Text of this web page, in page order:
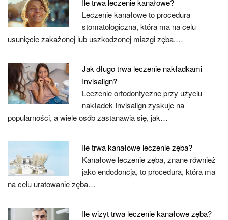
Ile trwa leczenie kanałowe?
Leczenie kanałowe to procedura
stomatologiczna, która ma na celu
usunięcie zakażonej lub uszkodzonej miazgi zęba.…
Jak długo trwa leczenie nakładkami
Invisalign?
Leczenie ortodontyczne przy użyciu
nakładek Invisalign zyskuje na
popularności, a wiele osób zastanawia się, jak…
Ile trwa kanałowe leczenie zęba?
Kanałowe leczenie zęba, znane również
jako endodoncja, to procedura, która ma
na celu uratowanie zęba…
Ile wizyt trwa leczenie kanałowe zęba?